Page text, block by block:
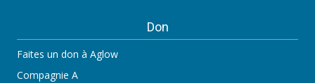
Don
Faites un don à Aglow
Compagnie A